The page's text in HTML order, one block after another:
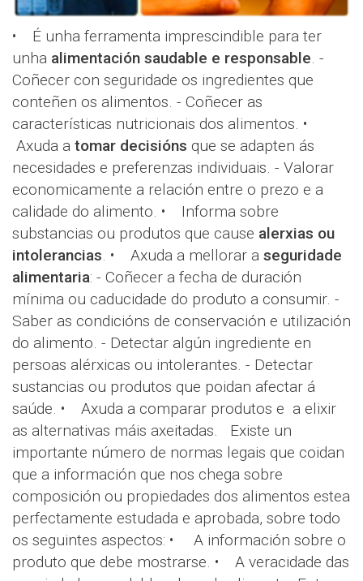
• É unha ferramenta imprescindible para ter
unha alimentación saudable e responsable. -
Coñecer con seguridade os ingredientes que
conteñen os alimentos. - Coñecer as
características nutricionais dos alimentos. •
Axuda a tomar decisións que se adapten ás
necesidades e preferenzas individuais. - Valorar
economicamente a relación entre o prezo e a
calidade do alimento. • Informa sobre
substancias ou produtos que cause alerxias ou
intolerancias. • Axuda a mellorar a seguridade
alimentaria: - Coñecer a fecha de duración
mínima ou caducidade do produto a consumir. -
Saber as condicións de conservación e utilización
do alimento. - Detectar algún ingrediente en
persoas alérxicas ou intolerantes. - Detectar
sustancias ou produtos que poidan afectar á
saúde. • Axuda a comparar produtos e a elixir
as alternativas máis axeitadas. Existe un
importante número de normas legais que coidan
que a información que nos chega sobre
composición ou propiedades dos alimentos estea
perfectamente estudada e aprobada, sobre todo
os seguintes aspectos: • A información sobre o
produto que debe mostrarse. • A veracidade das